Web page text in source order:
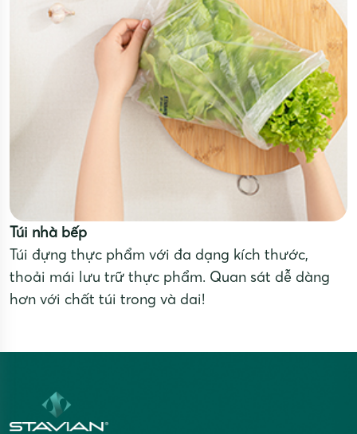
Túi nhà bếp
Túi đựng thực phẩm với đa dạng kích thước,
thoải mái lưu trữ thực phẩm. Quan sát dễ dàng
hơn với chất túi trong và dai!